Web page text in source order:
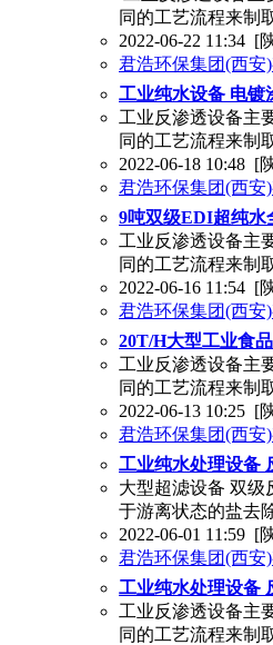
同的工艺流程来制
2022-06-22 11:34 [
君浩环保集团(西安
工业纯水设备 电镀
工业反渗透设备主
同的工艺流程来制
2022-06-18 10:48 [
君浩环保集团(西安
9吨双级EDI超纯水
工业反渗透设备主
同的工艺流程来制
2022-06-16 11:54 [
君浩环保集团(西安
20T/H大型工业食
工业反渗透设备主
同的工艺流程来制
2022-06-13 10:25 [
君浩环保集团(西安
工业纯水处理设备
大型超滤设备 双级
于游离状态的盐去
2022-06-01 11:59 [
君浩环保集团(西安
工业纯水处理设备
工业反渗透设备主
同的工艺流程来制